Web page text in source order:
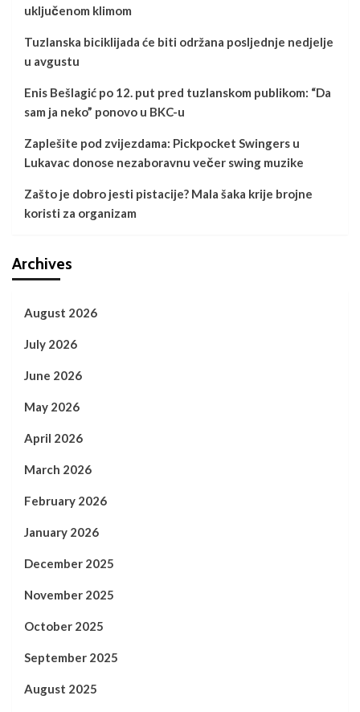
uključenom klimom
Tuzlanska biciklijada će biti održana posljednje nedjelje
u avgustu
Enis Bešlagić po 12. put pred tuzlanskom publikom: “Da
sam ja neko” ponovo u BKC-u
Zaplešite pod zvijezdama: Pickpocket Swingers u
Lukavac donose nezaboravnu večer swing muzike
Zašto je dobro jesti pistacije? Mala šaka krije brojne
koristi za organizam
Archives
August 2026
July 2026
June 2026
May 2026
April 2026
March 2026
February 2026
January 2026
December 2025
November 2025
October 2025
September 2025
August 2025